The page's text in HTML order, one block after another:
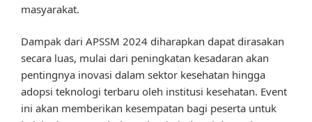
masyarakat.
Dampak dari APSSM 2024 diharapkan dapat dirasakan
secara luas, mulai dari peningkatan kesadaran akan
pentingnya inovasi dalam sektor kesehatan hingga
adopsi teknologi terbaru oleh institusi kesehatan. Event
ini akan memberikan kesempatan bagi peserta untuk